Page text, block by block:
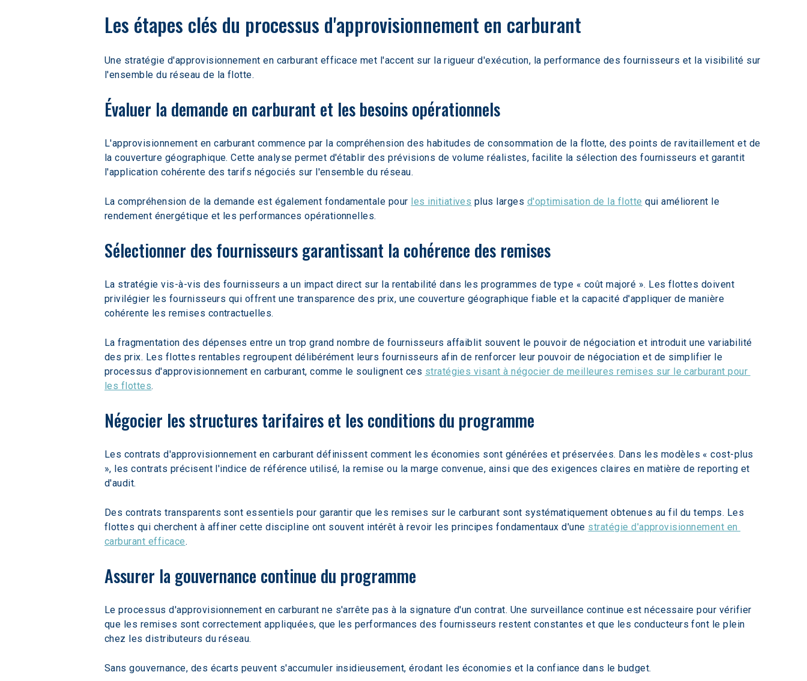
Les étapes clés du processus d'approvisionnement en carburant
Une stratégie d'approvisionnement en carburant efficace met l'accent sur la rigueur d'exécution, la performance des fournisseurs et la visibilité sur
l'ensemble du réseau de la flotte.
Évaluer la demande en carburant et les besoins opérationnels
L'approvisionnement en carburant commence par la compréhension des habitudes de consommation de la flotte, des points de ravitaillement et de
la couverture géographique. Cette analyse permet d'établir des prévisions de volume réalistes, facilite la sélection des fournisseurs et garantit
l'application cohérente des tarifs négociés sur l'ensemble du réseau.
La compréhension de la demande est également fondamentale pour les initiatives plus larges d'optimisation de la flotte qui améliorent le
rendement énergétique et les performances opérationnelles.
Sélectionner des fournisseurs garantissant la cohérence des remises
La stratégie vis-à-vis des fournisseurs a un impact direct sur la rentabilité dans les programmes de type « coût majoré ». Les flottes doivent
privilégier les fournisseurs qui offrent une transparence des prix, une couverture géographique fiable et la capacité d'appliquer de manière
cohérente les remises contractuelles.
La fragmentation des dépenses entre un trop grand nombre de fournisseurs affaiblit souvent le pouvoir de négociation et introduit une variabilité
des prix. Les flottes rentables regroupent délibérément leurs fournisseurs afin de renforcer leur pouvoir de négociation et de simplifier le
processus d'approvisionnement en carburant, comme le soulignent ces stratégies visant à négocier de meilleures remises sur le carburant pour
les flottes.
Négocier les structures tarifaires et les conditions du programme
Les contrats d'approvisionnement en carburant définissent comment les économies sont générées et préservées. Dans les modèles « cost-plus
», les contrats précisent l'indice de référence utilisé, la remise ou la marge convenue, ainsi que des exigences claires en matière de reporting et
d'audit.
Des contrats transparents sont essentiels pour garantir que les remises sur le carburant sont systématiquement obtenues au fil du temps. Les
flottes qui cherchent à affiner cette discipline ont souvent intérêt à revoir les principes fondamentaux d'une stratégie d'approvisionnement en
carburant efficace.
Assurer la gouvernance continue du programme
Le processus d'approvisionnement en carburant ne s'arrête pas à la signature d'un contrat. Une surveillance continue est nécessaire pour vérifier
que les remises sont correctement appliquées, que les performances des fournisseurs restent constantes et que les conducteurs font le plein
chez les distributeurs du réseau.
Sans gouvernance, des écarts peuvent s'accumuler insidieusement, érodant les économies et la confiance dans le budget.